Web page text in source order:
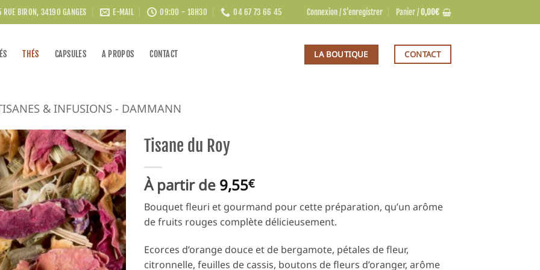
RUE BIRON, 34190 GANGES E-MAIL 09:00 - 18H30 04 67 73 66 45 Connexion / S’enregistrer Panier /0,00€
THÉS CAPSULES A PROPOS CONTACT LA BOUTIQUE CONTACT
& INFUSIONS - DAMMANN
Tisane du Roy
À partir de 9,55€
Bouquet fleuri et gourmand pour cette préparation, qu’un arôme
de fruits rouges complète délicieusement.
Ecorces d’orange douce et de bergamote, pétales de fleur,
citronnelle, feuilles de cassis, boutons de fleurs d’oranger, arôme